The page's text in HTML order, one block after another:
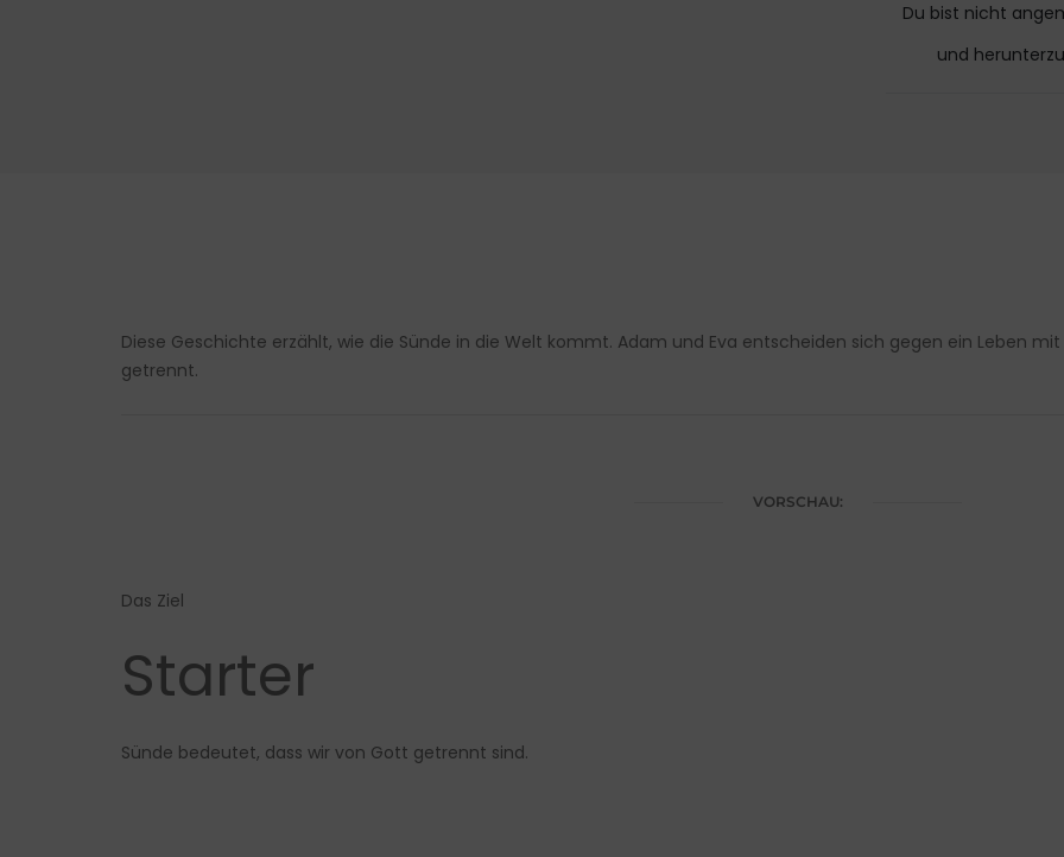
Du bist nicht
und
Diese Geschichte erzählt, wie die Sünde in die Welt kommt. Adam und Eva entscheiden sich gegen ein Leben
getrennt.
VORSCHAU:
Das Ziel
Starter
Sünde bedeutet, dass wir von Gott getrennt sind.